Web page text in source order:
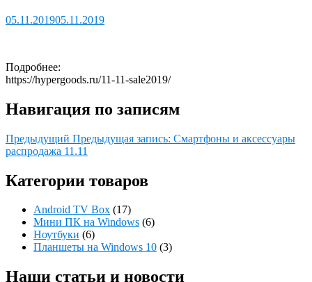
05.11.201905.11.2019
Подробнее:
https://hypergoods.ru/11-11-sale2019/
Навигация по записям
Предыдущий Предыдущая запись: Смартфоны и аксессуары
распродажа 11.11
Категории товаров
Android TV Box (17)
Мини ПК на Windows (6)
Ноутбуки (6)
Планшеты на Windows 10 (3)
Наши статьи и новости